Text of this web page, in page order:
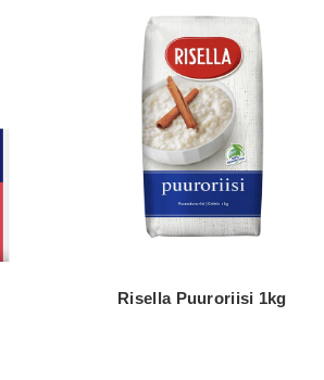
Risella Puuroriisi 1kg